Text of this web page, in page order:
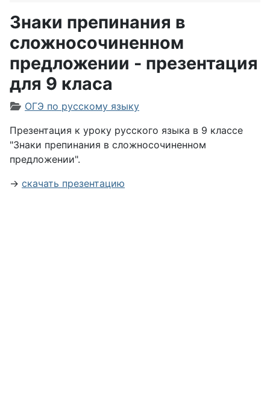
Знаки препинания в
сложносочиненном
предложении - презентация
для 9 класа
Информация о материале
ОГЭ по русскому языку
Презентация к уроку русского языка в 9 классе
"Знаки препинания в сложносочиненном
предложении".
→ скачать презентацию